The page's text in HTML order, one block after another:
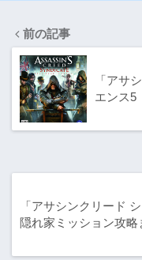
前の記事
「アサ
エンス5
「アサシンクリード
隠れ家ミッション攻